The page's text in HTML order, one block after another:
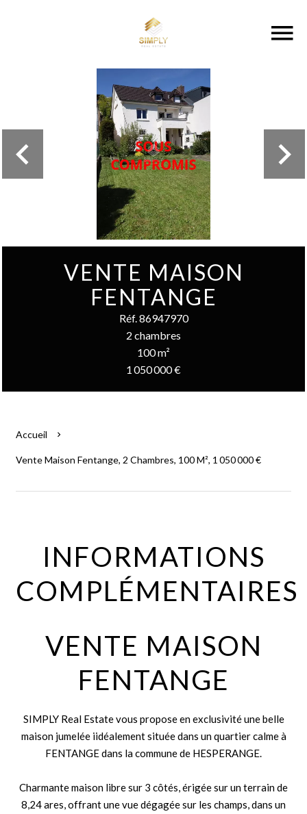
VENTE MAISON
FENTANGE
Réf. 86947970
2 chambres
100 m²
1 050 000 €
Accueil
Vente Maison Fentange, 2 Chambres, 100 M², 1 050 000 €
INFORMATIONS
COMPLÉMENTAIRES
VENTE MAISON
FENTANGE
SIMPLY Real Estate vous propose en exclusivité une belle
maison jumelée iidéalement située dans un quartier calme à
FENTANGE dans la commune de HESPERANGE.
Charmante maison libre sur 3 côtés, érigée sur un terrain de
8,24 ares, offrant une vue dégagée sur les champs, dans un